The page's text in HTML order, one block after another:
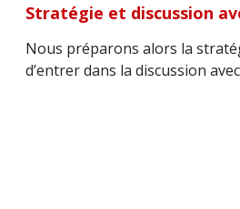
Stratégie et discussion
Nous préparons alors la
d’entrer dans la discussion